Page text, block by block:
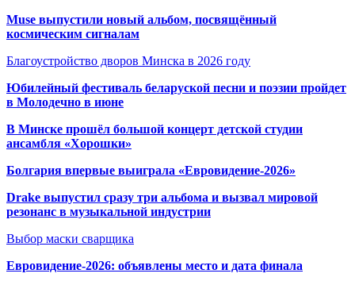
Muse выпустили новый альбом, посвящённый
космическим сигналам
Благоустройство дворов Минска в 2026 году
Юбилейный фестиваль беларуской песни и поэзии пройдет
в Молодечно в июне
В Минске прошёл большой концерт детской студии
ансамбля «Хорошки»
Болгария впервые выиграла «Евровидение-2026»
Drake выпустил сразу три альбома и вызвал мировой
резонанс в музыкальной индустрии
Выбор маски сварщика
Евровидение-2026: объявлены место и дата финала